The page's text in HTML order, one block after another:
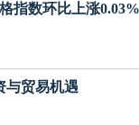
指数环比上涨0.03%
与贸易机遇